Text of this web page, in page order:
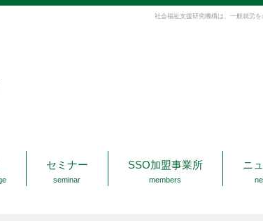
社会福祉支援研究機構は、一般就労
セミナー
seminar
SSO加盟事業所
members
ニ